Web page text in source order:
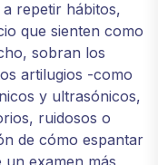
repetir hábitos,
que sienten como
sobran los
artilugios -como
y ultrasónicos,
ruidosos o
de cómo espantar